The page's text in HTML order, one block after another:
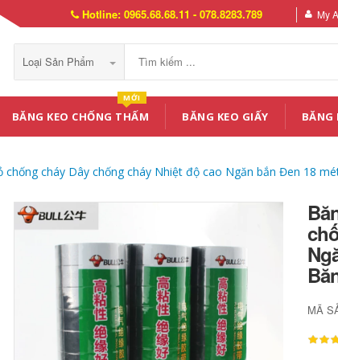
Hotline: 0965.68.68.11 - 078.8283.789 My
Loại Sản Phẩm
BĂNG KEO CHỐNG THẤM
MỚI
BĂNG KEO GIẤY BĂNG
chống cháy Dây chống cháy Nhiệt độ cao Ngăn bắn Đen 18
MÃ